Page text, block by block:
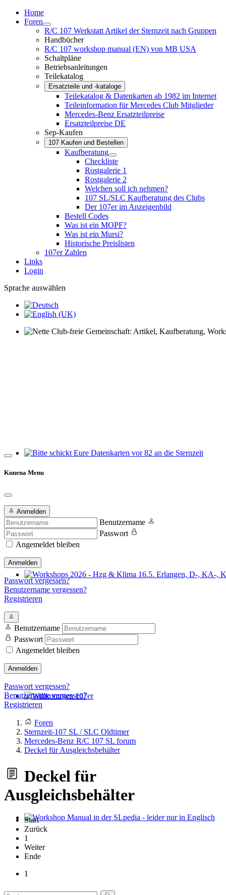
Home
Foren
R/C 107 Werkstatt Artikel der Sternzeit nach Gruppen
Handbücher
R/C 107 workshop manual (EN) von MB USA
Schaltpläne
Betriebsanleitungen
Teilekatalog
Ersatzteile und -kataloge
Teilekatalog & Datenkarten ab 1982 im Internet
Teileinformation für Mercedes Club Mitglieder
Mercedes-Benz Ersatzteilpreise
Ersatzteilpreise DE
Sep-Kaufen
107 Kaufen und Bestellen
Kaufberatung
Checkliste
Rostgalerie 1
Rostgalerie 2
Welchen soll ich nehmen?
107 SL/SLC Kaufberatung des Clubs
Der 107er im Anzeigenbild
Bestell Codes
Was ist ein MOPF?
Was ist ein Mursi?
Historische Preislisten
107er Zahlen
Links
Login
Sprache auswählen
Workshops 2026 - Hzg & Klima 16.5. Erlangen, D-, KA-, KE-
Willkommen 107er
Workshop Manual in der SLpedia - leider nur in Englisch
Kunena Menu
Anmelden
Benutzername
Passwort
Angemeldet bleiben
Anmelden
Passwort vergessen?
Benutzername vergessen?
Registrieren
Benutzername
Passwort
Angemeldet bleiben
Anmelden
Passwort vergessen?
Benutzername vergessen?
Registrieren
Foren
Sternzeit-107 SL / SLC Oldtimer
Mercedes-Benz R/C 107 SL forum
Deckel für Ausgleichsbehälter
Deckel für
Ausgleichsbehälter
Start
Zurück
1
Weiter
Ende
1